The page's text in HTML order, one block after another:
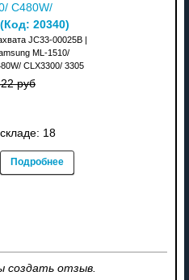
C480W/
(Код: 20340)
JC33-00025B |
ML-1510/
CLX3300/ 3305
руб
18
Подробнее
создать отзыв.